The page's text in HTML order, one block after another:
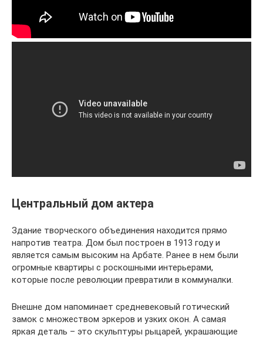
Центральный дом актера
Здание творческого объединения находится прямо
напротив театра. Дом был построен в 1913 году и
является самым высоким на Арбате. Ранее в нем были
огромные квартиры с роскошными интерьерами,
которые после революции превратили в коммуналки.
Внешне дом напоминает средневековый готический
замок с множеством эркеров и узких окон. А самая
яркая деталь – это скульптуры рыцарей, украшающие